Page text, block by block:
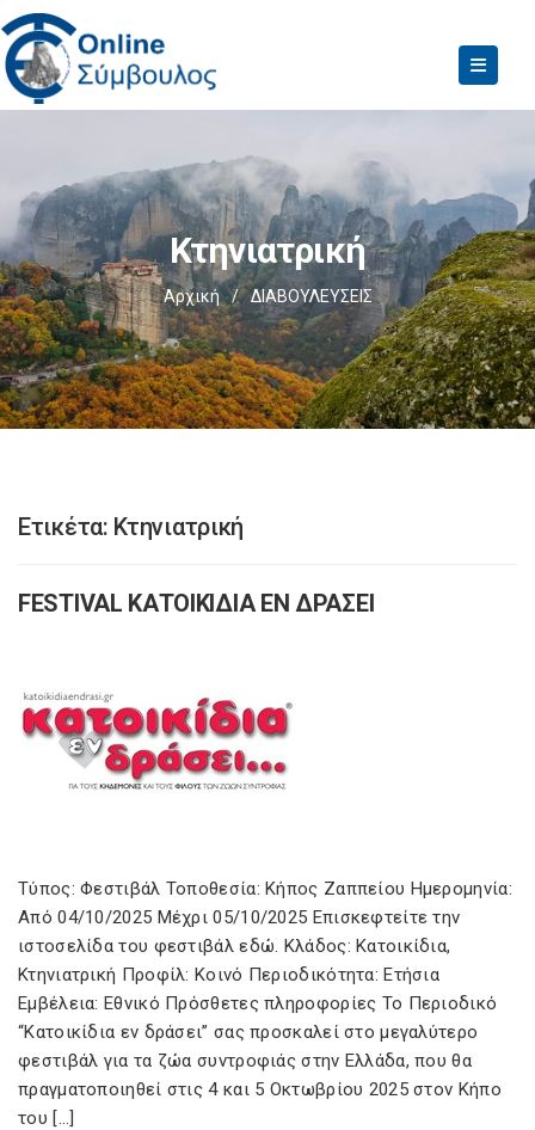
Κτηνιατρική
Αρχική / ΔΙΑΒΟΥΛΕΥΣΕΙΣ
Ετικέτα: Κτηνιατρική
FESTIVAL ΚΑΤΟΙΚΙΔΙΑ ΕΝ ΔΡΑΣΕΙ
Τύπος: Φεστιβάλ Τοποθεσία: Κήπος Ζαππείου Ημερομηνία:
Από 04/10/2025 Μέχρι 05/10/2025 Επισκεφτείτε την
ιστοσελίδα του φεστιβάλ εδώ. Κλάδος: Κατοικίδια,
Κτηνιατρική Προφίλ: Κοινό Περιοδικότητα: Ετήσια
Εμβέλεια: Εθνικό Πρόσθετες πληροφορίες Το Περιοδικό
“Κατοικίδια εν δράσει” σας προσκαλεί στο μεγαλύτερο
φεστιβάλ για τα ζώα συντροφιάς στην Ελλάδα, που θα
πραγματοποιηθεί στις 4 και 5 Οκτωβρίου 2025 στον Κήπο
του […]